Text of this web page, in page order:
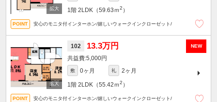
1階 2LDK（59.63ｍ2 ）
安心のモニタ付インターホン/嬉しいウォークインクローゼット/
NEW
102 13.3万円
5,000円
敷 0ヶ月 礼 2ヶ月
1階 2LDK（55.42ｍ2 ）
安心のモニタ付インターホン/嬉しいウォークインクローゼット/